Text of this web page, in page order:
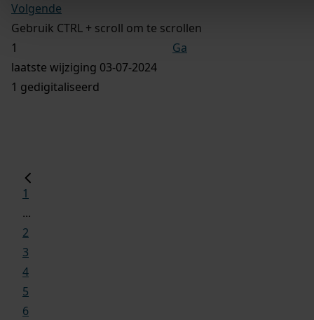
Volgende
Gebruik CTRL + scroll om te scrollen
Ga
laatste wijziging 03-07-2024
1 gedigitaliseerd
1
...
2
3
4
5
6